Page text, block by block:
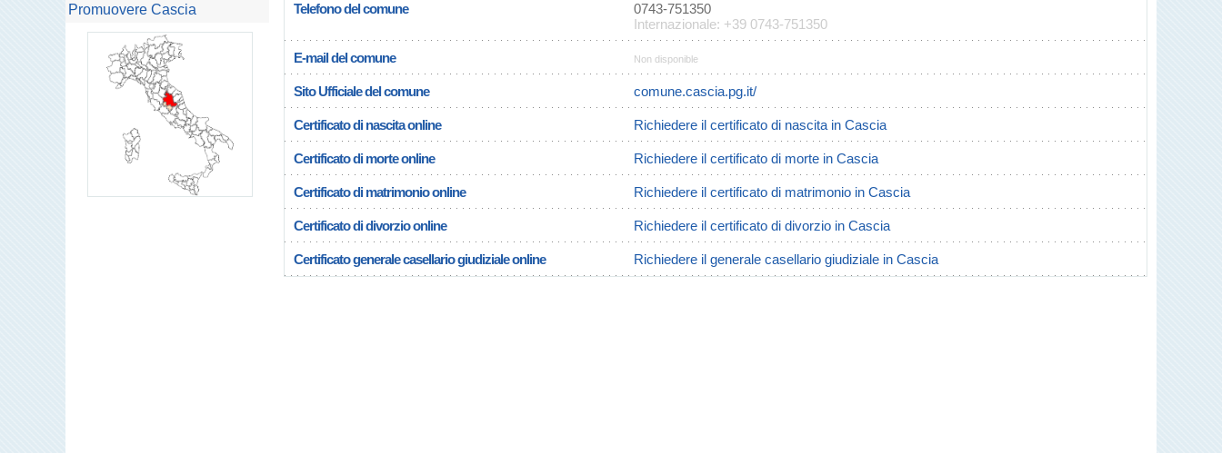
Telefono del comune
0743-751350
Internazionale: +39 0743-751350
E-mail del comune Non disponible
Sito Ufficiale del comune comune.cascia.pg.it/
Certificato di nascita online Richiedere il certificato di nascita in Cascia
Certificato di morte online Richiedere il certificato di morte in Cascia
Certificato di matrimonio online Richiedere il certificato di matrimonio in Cascia
Certificato di divorzio online Richiedere il certificato di divorzio in Cascia
Certificato generale casellario giudiziale online Richiedere il generale casellario giudiziale in Cascia
Promuovere Cascia